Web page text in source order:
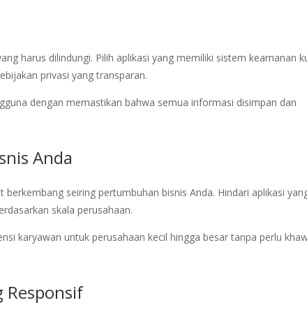
harus dilindungi. Pilih aplikasi yang memiliki sistem keamanan
privasi yang transparan.
dengan memastikan bahwa semua informasi disimpan dan
Anda
berkembang seiring pertumbuhan bisnis Anda. Hindari aplikasi
skala perusahaan.
karyawan untuk perusahaan kecil hingga besar tanpa perlu
Responsif